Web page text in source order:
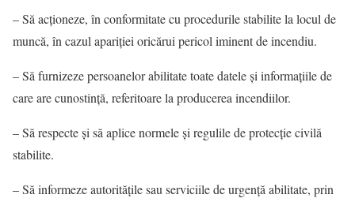
– Să acţioneze, în conformitate cu procedurile stabilite la locul de
muncă, în cazul apariţiei oricărui pericol iminent de incendiu.
– Să furnizeze persoanelor abilitate toate datele şi informaţiile de
care are cunostinţă, referitoare la producerea incendiilor.
– Să respecte şi să aplice normele şi regulile de protecţie civilă
stabilite.
– Să informeze autorităţile sau serviciile de urgenţă abilitate, prin